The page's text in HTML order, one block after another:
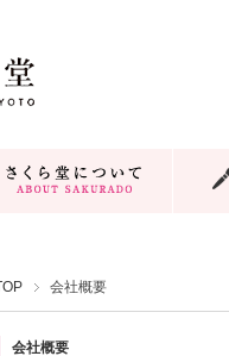
会社概要
会社概要